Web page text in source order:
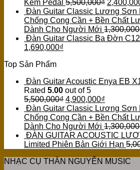
Kèm Pedal 5,500,000₫
Đàn Guitar Classic Lương Sơn
Chống Cong Cần + Bền Chất
Dành Cho Người Mới 1,300,000
Đàn Guitar Classic Ba Đờn
1,690,000₫
Top Sản Phẩm
Đàn Guitar Acoustic Enya EB
Rated 5.00 out of 5
5,500,000₫ 4,900,000₫
Đàn Guitar Classic Lương Sơn
Chống Cong Cần + Bền Chất
Dành Cho Người Mới 1,300,000
ĐÀN GUITAR ACOUSTIC
Limited Phiên Bản Giới Hạn
NHẠC CỤ THÂN NGUYỄN MUSIC